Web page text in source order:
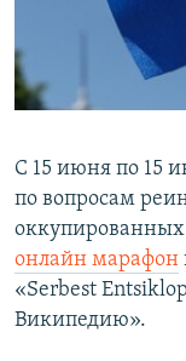
ПОБЕДИТЕЛЕЙ НЕ
ELIFBE
ПРИСОЕДИНЯЙТЕСЬ!
Все сайты
С 15 июня по 15
по вопросам
онлайн марафон
«Serbest
Википедию».